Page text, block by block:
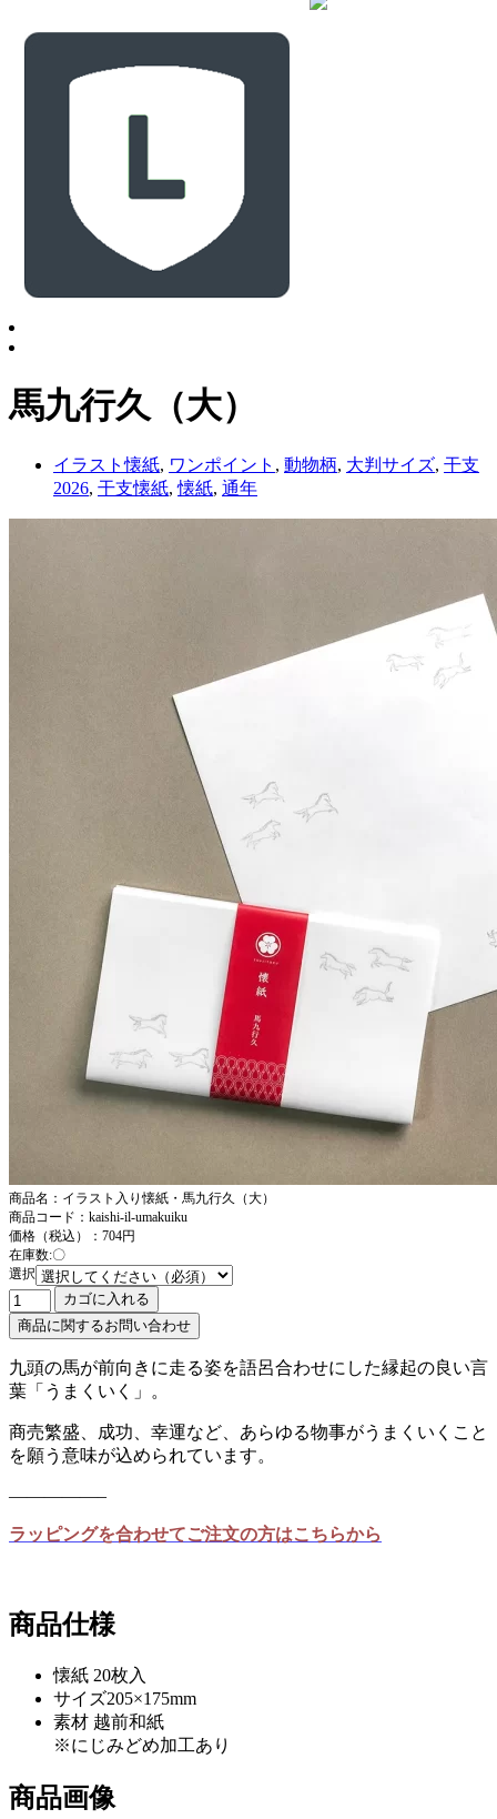
馬九行久（大）
イラスト懐紙, ワンポイント , 動物柄, 大判サイズ, 干支
2026, 干支懐紙,懐紙, 通年
商品名：イラスト入り懐紙・馬九行久（大）
商品コード：kaishi-il-umakuiku
価格（税込）：704円
在庫数:〇
選択
九頭の馬が前向きに走る姿を語呂合わせにした縁起の良い言
葉「うまくいく」。
商売繁盛、成功、幸運など、あらゆる物事がうまくいくこと
を願う意味が込められています。
—————–
ラッピングを合わせてご注文の方はこちらから
商品仕様
懐紙 20枚入
サイズ205×175mm
素材 越前和紙
※にじみどめ加工あり
商品画像